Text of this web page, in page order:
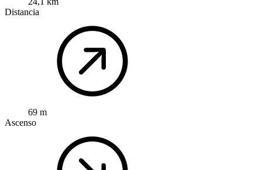
Distancia
69 m
Ascenso